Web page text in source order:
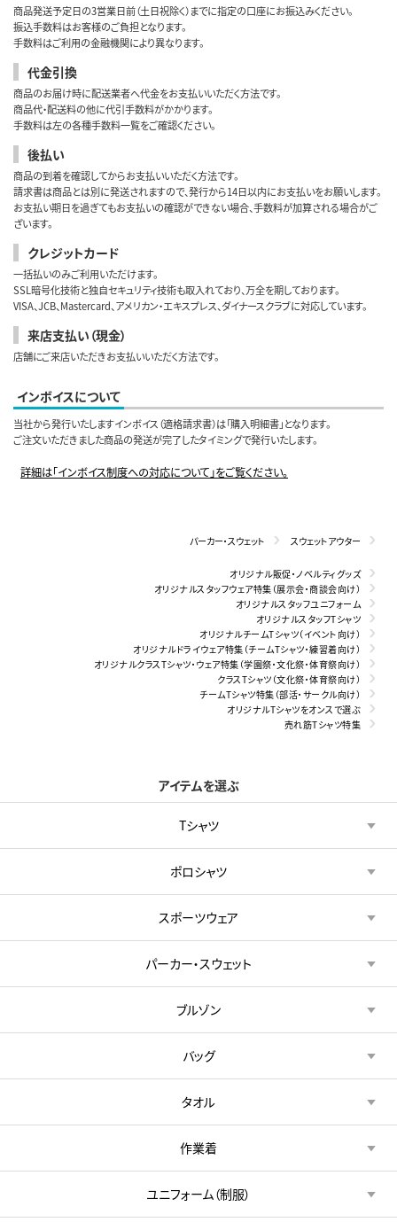
商品発送予定日の3営業日前（土日祝除く）までに指定の口座にお振込みください。
振込手数料はお客様のご負担となります。
手数料はご利用の金融機関により異なります。
代金引換
商品のお届け時に配送業者へ代金をお支払いいただく方法です。
商品代・配送料の他に代引手数料がかかります。
手数料は左の各種手数料一覧をご確認ください。
後払い
商品の到着を確認してからお支払いいただく方法です。
請求書は商品とは別に発送されますので、発行から14日以内にお支払いをお願いします。
お支払い期日を過ぎてもお支払いの確認ができない場合、手数料が加算される場合がご
ざいます。
クレジットカード
一括払いのみご利用いただけます。
SSL暗号化技術と独自セキュリティ技術も取入れており、万全を期しております。
VISA、JCB、Mastercard、アメリカン・エキスプレス、ダイナースクラブに対応しています。
来店支払い（現金）
店舗にご来店いただきお支払いいただく方法です。
インボイスについて
当社から発行いたしますインボイス（適格請求書）は「購入明細書」となります。
ご注文いただきました商品の発送が完了したタイミングで発行いたします。
詳細は「インボイス制度への対応について」をご覧ください。
パーカー・スウェット スウェットアウター
オリジナル販促・ノベルティグッズ
オリジナルスタッフウェア特集（展示会・商談会向け）
オリジナルスタッフユニフォーム
オリジナルスタッフTシャツ
オリジナルチームTシャツ（イベント向け）
オリジナルドライウェア特集（チームTシャツ・練習着向け）
オリジナルクラスTシャツ・ウェア特集（学園祭・文化祭・体育祭向け）
クラスTシャツ（文化祭・体育祭向け）
チームTシャツ特集（部活・サークル向け）
オリジナルTシャツをオンスで選ぶ
売れ筋Tシャツ特集
アイテムを選ぶ
Tシャツ
ポロシャツ
スポーツウェア
パーカー・スウェット
ブルゾン
バッグ
タオル
作業着
ユニフォーム（制服）